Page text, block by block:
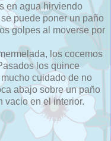
en agua hirviendo
puede poner un paño
golpes al moverse por
los cocemos
los quince
cuidado de no
abajo sobre un paño
vacio en el interior.